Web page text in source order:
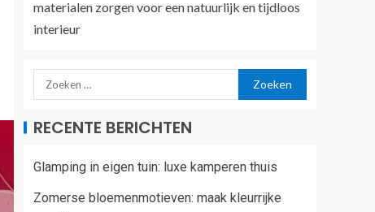
materialen zorgen voor een natuurlijk en tijdloos
interieur
RECENTE BERICHTEN
Glamping in eigen tuin: luxe kamperen thuis
Zomerse bloemenmotieven: maak kleurrijke